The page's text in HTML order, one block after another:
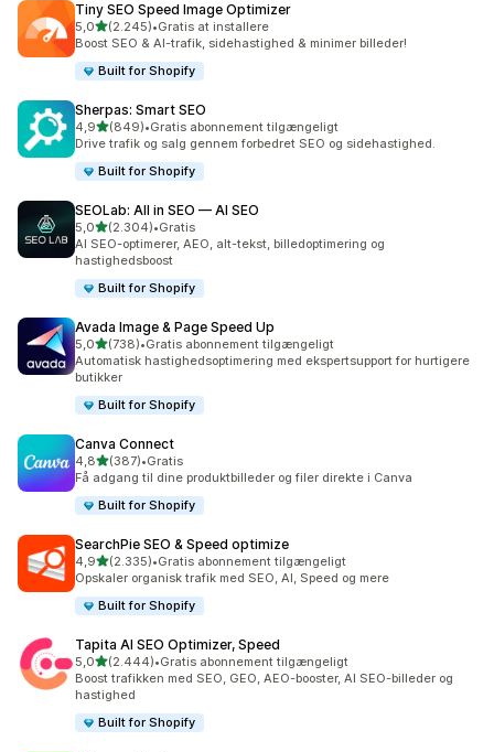
Tiny SEO Speed Image Optimizer
5,0ud af 5 stjerner
(2.245)
2245 anmeldelser i alt
•Gratis at installere
Boost SEO & AI-trafik, sidehastighed & minimer billeder!
Built for Shopify
Sherpas: Smart SEO
4,9ud af 5 stjerner
(849)
849 anmeldelser i alt
•Gratis abonnement tilgængeligt
Drive trafik og salg gennem forbedret SEO og sidehastighed.
Built for Shopify
SEOLab: All in SEO — AI SEO
5,0ud af 5 stjerner
(2.304)
2304 anmeldelser i alt
•Gratis
AI SEO-optimerer, AEO, alt-tekst, billedoptimering og
hastighedsboost
Built for Shopify
Avada Image & Page Speed Up
5,0ud af 5 stjerner
(738)
738 anmeldelser i alt
•Gratis abonnement tilgængeligt
Automatisk hastighedsoptimering med ekspertsupport for hurtigere
butikker
Built for Shopify
Canva Connect
4,8ud af 5 stjerner
(387)
387 anmeldelser i alt
•Gratis
Få adgang til dine produktbilleder og filer direkte i Canva
Built for Shopify
SearchPie SEO & Speed optimize
4,9ud af 5 stjerner
(2.335)
2335 anmeldelser i alt
•Gratis abonnement tilgængeligt
Opskaler organisk trafik med SEO, AI, Speed og mere
Built for Shopify
Tapita AI SEO Optimizer, Speed
5,0ud af 5 stjerner
(2.444)
2444 anmeldelser i alt
•Gratis abonnement tilgængeligt
Boost trafikken med SEO, GEO, AEO-booster, AI SEO-billeder og
hastighed
Built for Shopify